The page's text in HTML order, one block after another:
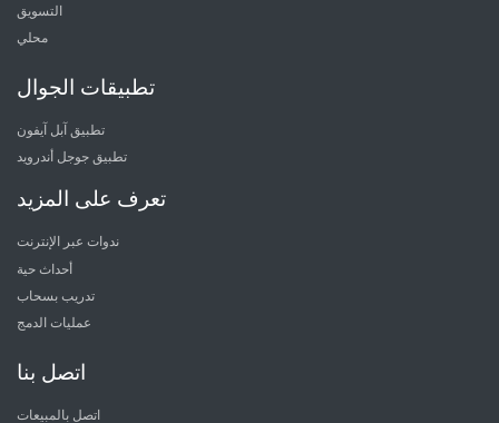
التسويق
محلي
تطبيقات الجوال
تطبيق آبل آيفون
تطبيق جوجل أندرويد
تعرف على المزيد
ندوات عبر الإنترنت
أحداث حية
تدريب بسحاب
عمليات الدمج
اتصل بنا
اتصل بالمبيعات